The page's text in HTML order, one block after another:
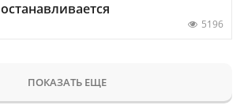
останавливается
5196
ПОКАЗАТЬ ЕЩЕ